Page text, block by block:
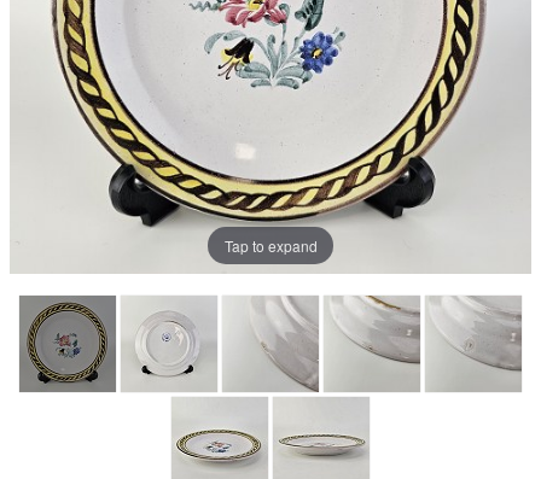
Tap to expand